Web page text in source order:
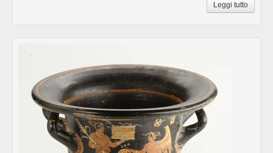
Leggi tutto